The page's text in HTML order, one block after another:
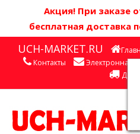
Акция! При заказе
бесплатная доставка
UCH-MARKET.RU
Контакты Электронная